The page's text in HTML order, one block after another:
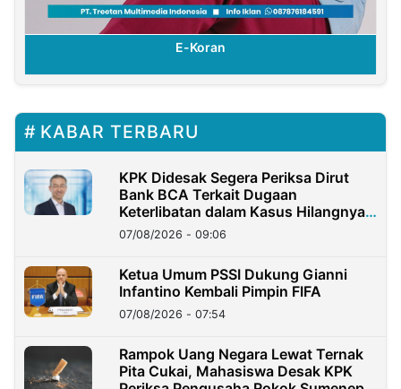
E-Koran
KABAR TERBARU
KPK Didesak Segera Periksa Dirut
Bank BCA Terkait Dugaan
Keterlibatan dalam Kasus Hilangnya
Dana Nasabah Rp2,58 Miliar
07/08/2026 - 09:06
Ketua Umum PSSI Dukung Gianni
Infantino Kembali Pimpin FIFA
07/08/2026 - 07:54
Rampok Uang Negara Lewat Ternak
Pita Cukai, Mahasiswa Desak KPK